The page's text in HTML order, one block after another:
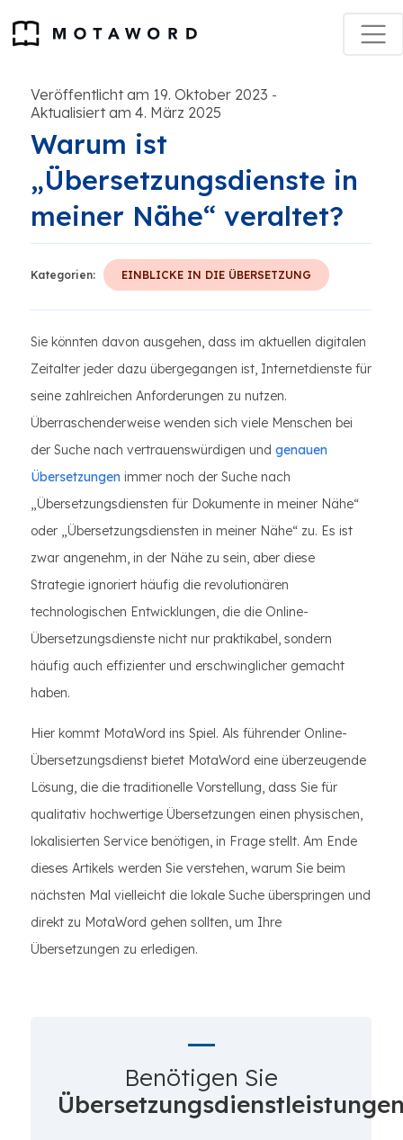
Veröffentlicht am 19. Oktober 2023 -
Aktualisiert am 4. März 2025
Warum ist
„Übersetzungsdienste in
meiner Nähe“ veraltet?
Kategorien: EINBLICKE IN DIE ÜBERSETZUNG
Sie könnten davon ausgehen, dass im aktuellen digitalen
Zeitalter jeder dazu übergegangen ist, Internetdienste für
seine zahlreichen Anforderungen zu nutzen.
Überraschenderweise wenden sich viele Menschen bei
der Suche nach vertrauenswürdigen und genauen
Übersetzungen immer noch der Suche nach
„Übersetzungsdiensten für Dokumente in meiner Nähe“
oder „Übersetzungsdiensten in meiner Nähe“ zu. Es ist
zwar angenehm, in der Nähe zu sein, aber diese
Strategie ignoriert häufig die revolutionären
technologischen Entwicklungen, die die Online-
Übersetzungsdienste nicht nur praktikabel, sondern
häufig auch effizienter und erschwinglicher gemacht
haben.
Hier kommt MotaWord ins Spiel. Als führender Online-
Übersetzungsdienst bietet MotaWord eine überzeugende
Lösung, die die traditionelle Vorstellung, dass Sie für
qualitativ hochwertige Übersetzungen einen physischen,
lokalisierten Service benötigen, in Frage stellt. Am Ende
dieses Artikels werden Sie verstehen, warum Sie beim
nächsten Mal vielleicht die lokale Suche überspringen und
direkt zu MotaWord gehen sollten, um Ihre
Übersetzungen zu erledigen.
Benötigen Sie